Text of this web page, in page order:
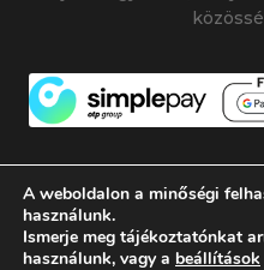
© 2026 SWEETIC
A weboldalon a minőségi
használunk.
Ismerje meg tájékoztatónkat
használunk, vagy a beállítások